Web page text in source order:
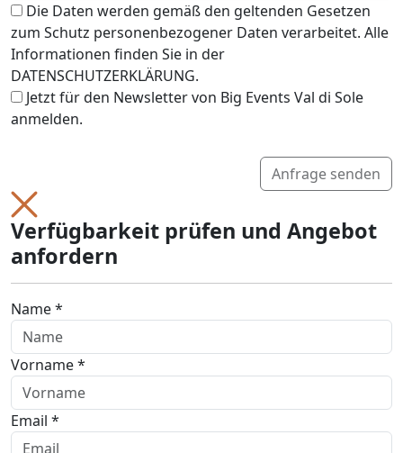
Die Daten werden gemäß den geltenden Gesetzen
zum Schutz personenbezogener Daten verarbeitet. Alle
Informationen finden Sie in der
DATENSCHUTZERKLÄRUNG.
Jetzt für den Newsletter von Big Events Val di Sole
anmelden.
Anfrage senden
Verfügbarkeit prüfen und Angebot
anfordern
Name *
Vorname *
Email *